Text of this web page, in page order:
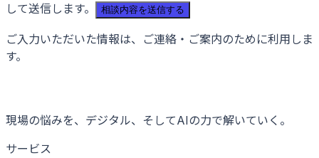
して送信します。
相談内容を送信する
ご入力いただいた情報は、ご連絡・ご案内のために利用しま
す。
現場の悩みを、デジタル、そしてAIの力で解いていく。
サービス